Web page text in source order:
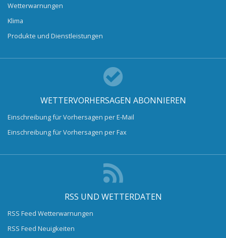
Wetterwarnungen
Klima
Produkte und Dienstleistungen
WETTERVORHERSAGEN ABONNIEREN
Einschreibung für Vorhersagen per E-Mail
Einschreibung für Vorhersagen per Fax
RSS UND WETTERDATEN
RSS Feed Wetterwarnungen
RSS Feed Neuigkeiten